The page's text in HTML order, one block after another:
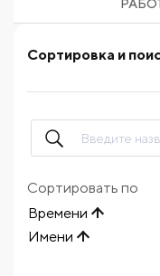
Сортировка и
Сортировать по
Времени
Имени